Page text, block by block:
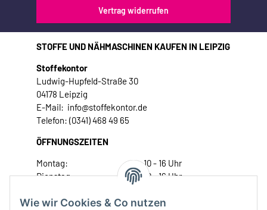
Wie wir Cookies & Co nutzen
Vertrag widerrufen
STOFFE UND NÄHMASCHINEN KAUFEN IN LEIPZIG
Stoffekontor
Ludwig-Hupfeld-Straße 30
04178 Leipzig
E-Mail: info@stoffekontor.de
Telefon: (0341) 468 49 65
ÖFFNUNGSZEITEN
Montag:
10 - 16 Uhr
Dienstag:
10 - 16 Uhr
Donnerstag:
10 - 18 Uhr